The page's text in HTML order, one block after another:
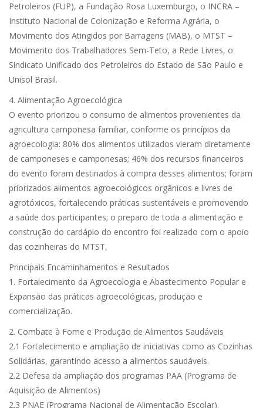
Petroleiros (FUP), a Fundação Rosa Luxemburgo, o INCRA –
Instituto Nacional de Colonização e Reforma Agrária, o
Movimento dos Atingidos por Barragens (MAB), o MTST –
Movimento dos Trabalhadores Sem-Teto, a Rede Livres, o
Sindicato Unificado dos Petroleiros do Estado de São Paulo e
Unisol Brasil.
4. Alimentação Agroecológica
O evento priorizou o consumo de alimentos provenientes da
agricultura camponesa familiar, conforme os princípios da
agroecologia: 80% dos alimentos utilizados vieram diretamente
de camponeses e camponesas; 46% dos recursos financeiros
do evento foram destinados à compra desses alimentos; foram
priorizados alimentos agroecológicos orgânicos e livres de
agrotóxicos, fortalecendo práticas sustentáveis e promovendo
a saúde dos participantes; o preparo de toda a alimentação e
construção do cardápio do encontro foi realizado com o apoio
das cozinheiras do MTST,
Principais Encaminhamentos e Resultados
1. Fortalecimento da Agroecologia e Abastecimento Popular e
Expansão das práticas agroecológicas, produção e
comercialização.
2. Combate à Fome e Produção de Alimentos Saudáveis
2.1 Fortalecimento e ampliação de iniciativas como as Cozinhas
Solidárias, garantindo acesso a alimentos saudáveis.
2.2 Defesa da ampliação dos programas PAA (Programa de
Aquisição de Alimentos)
2.3 PNAE (Programa Nacional de Alimentação Escolar).